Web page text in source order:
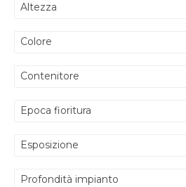
Altezza
Colore
Contenitore
Epoca fioritura
Esposizione
Profondità impianto